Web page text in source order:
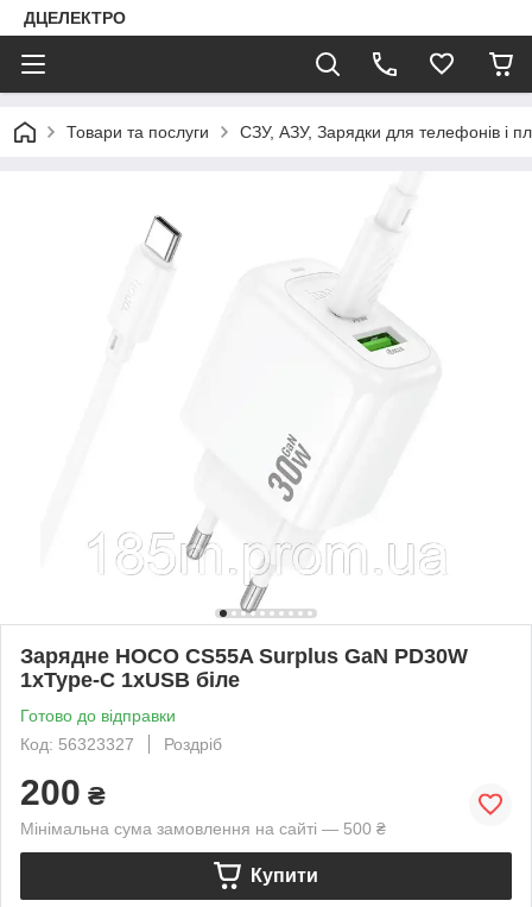
ДЦЕЛЕКТРО
Товари та послуги СЗУ, АЗУ, Зарядки для телефонів і
Зарядне HOCO CS55A Surplus GaN PD30W
1xType-C 1xUSB біле
Готово до відправки
Код: 56323327
Роздріб
200 ₴
Мінімальна сума замовлення на сайті — 500 ₴
Купити